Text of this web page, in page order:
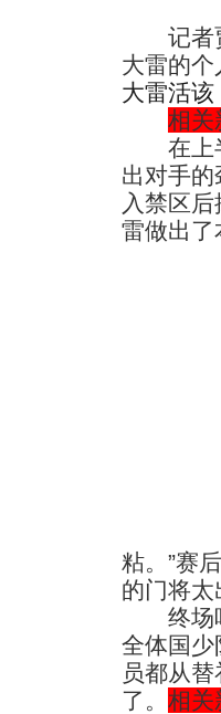
记者贾
大雷的
大雷活该
相关
在上半
出对手
入禁区
雷做出了
粘。”赛
的门将太
终场哨
全体国少
员都从
了。 相关